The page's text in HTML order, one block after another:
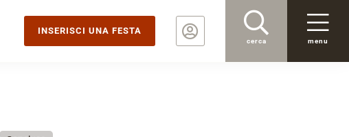
INSERISCI UNA FESTA
cerca menu